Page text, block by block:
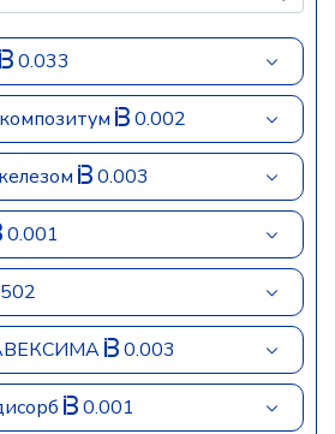
0.033
0.002
0.003
0.001
0.003
0.001